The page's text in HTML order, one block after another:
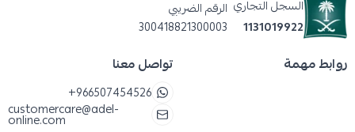
ابصقه ولا تبتلعه.
تنظيف أسنانكِ بالفرشاة، للحصول على أفضل
السجل التجاري
1131019922
الرقم الضريبي
300418821300003
روابط مهمة تواصل معنا
+966507454526
customercare@adel-
online.com